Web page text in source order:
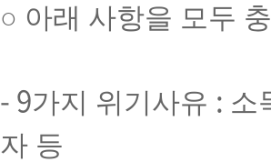
○ 아래 사항을 모두
- 9가지 위기사유 : 소
자 등